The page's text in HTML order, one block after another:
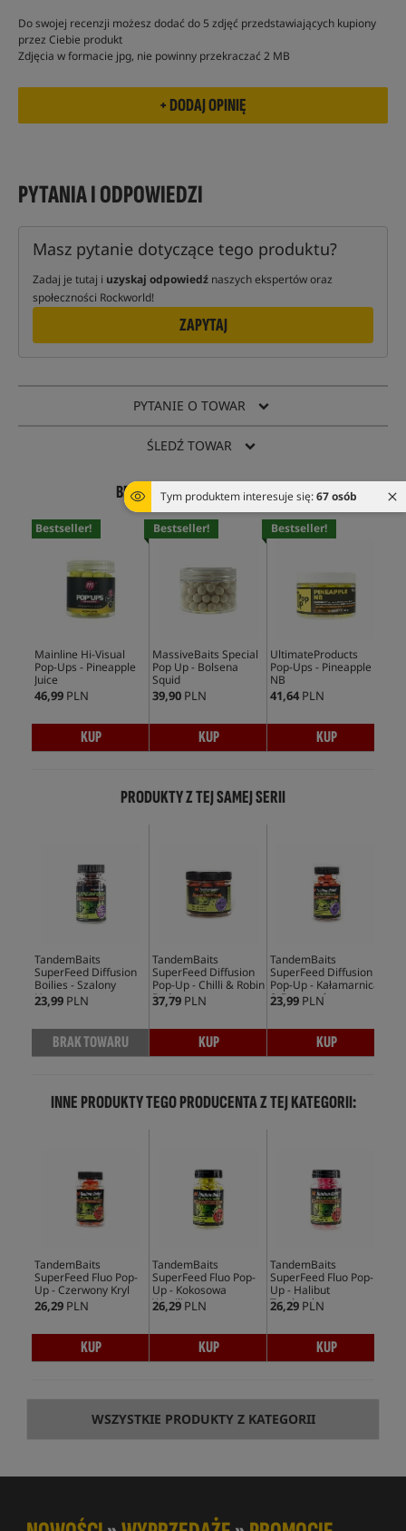
Tym produktem interesuje się:67 osób
Do swojej recenzji możesz dodać do 5 zdjęć przedstawiających kupiony
przez Ciebie produkt
Zdjęcia w formacie jpg, nie powinny przekraczać 2 MB
PYTANIA I ODPOWIEDZI
Masz pytanie dotyczące tego produktu?
Zadaj je tutaj i uzyskaj odpowiedź naszych ekspertów oraz
społeczności Rockworld!
ZAPYTAJ
PYTANIE O TOWAR
ŚLEDŹ TOWAR
BESTSELLERY Z TEJ KATEGORII
Bestseller!
Mainline Hi-Visual
Pop-Ups - Pineapple
Juice
46,99 PLN
KUP
Bestseller!
MassiveBaits Special
Pop Up - Bolsena
Squid
39,90 PLN
KUP
Bestseller!
UltimateProducts
Pop-Ups - Pineapple
NB
41,64 PLN
KUP
PRODUKTY Z TEJ SAMEJ SERII
TandemBaits
SuperFeed Diffusion
Boilies - Szalony
Homar
23,99 PLN
BRAK TOWARU
TandemBaits
SuperFeed Diffusion
Pop-Up - Chilli & Robin
Red
37,79 PLN
KUP
TandemBaits
SuperFeed Diffusion
Pop-Up - Kałamarnica
& Pomarańcza
23,99 PLN
KUP
INNE PRODUKTY TEGO PRODUCENTA Z TEJ KATEGORII:
TandemBaits
SuperFeed Fluo Pop-
Up - Czerwony Kryl
26,29 PLN
KUP
TandemBaits
SuperFeed Fluo Pop-
Up - Kokosowa
Wanilia
26,29 PLN
KUP
TandemBaits
SuperFeed Fluo Pop-
Up - Halibut
Truskawka
26,29 PLN
KUP
WSZYSTKIE PRODUKTY Z KATEGORII